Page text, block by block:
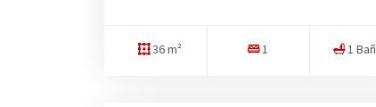
36 m² 1 1